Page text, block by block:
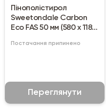
Пінополістирол
Sweetondale Carbon
Eco FAS 50 мм (580 х 1180
Постачання припинено
Переглянути